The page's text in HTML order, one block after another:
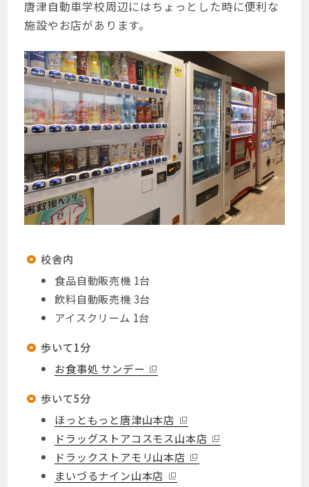
検索
唐津自動車学校周辺にはちょっとした時に便利な
施設やお店があります。
校舎内
食品自動販売機 1台
飲料自動販売機 3台
アイスクリーム 1台
歩いて1分
お食事処 サンデー
歩いて5分
ほっともっと唐津山本店
ドラッグストアコスモス山本店
ドラックストアモリ山本店
まいづるナイン山本店